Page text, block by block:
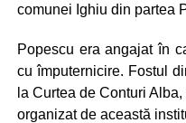
comunei Ighiu din partea
Popescu era angajat în
cu împuternicire. Fostul
la Curtea de Conturi
organizat de această